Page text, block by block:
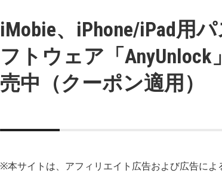
iMobie、iPhone/iPad用
フトウェア「AnyUnlock
売中（クーポン適用）
※本サイトは、アフィリエイト広告および広告に